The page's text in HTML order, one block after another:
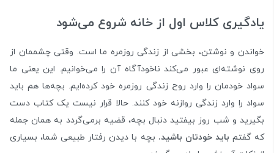
یادگیری کلاس اول از خانه شروع می‌شود
خواندن و نوشتن، بخشی از زندگی روزمره ما است. وقتی چشممان از
روی نوشته‌ای عبور می‌کند ناخودآگاه آن را می‌خوانیم. این یعنی ما
سواد خودمان را وارد روح زندگی روزمره خود کرده‌ایم. بچه‌ها هم باید
سواد را وارد زندگی روازنه خود کنند. حالا قرار نیست یک کتاب دست
بگیرید و شب روز بیفتید دنبال بچه، قضیه برمی‌گردد به همان جمله
که گفتم باید خودتان باشید. بچه با دیدن رفتار طبیعی شما، بسیاری